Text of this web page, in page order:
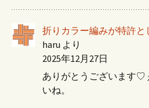
折りカラー編みが特許と
haru より
2025年12月27日
ありがとうございます♡
いね。